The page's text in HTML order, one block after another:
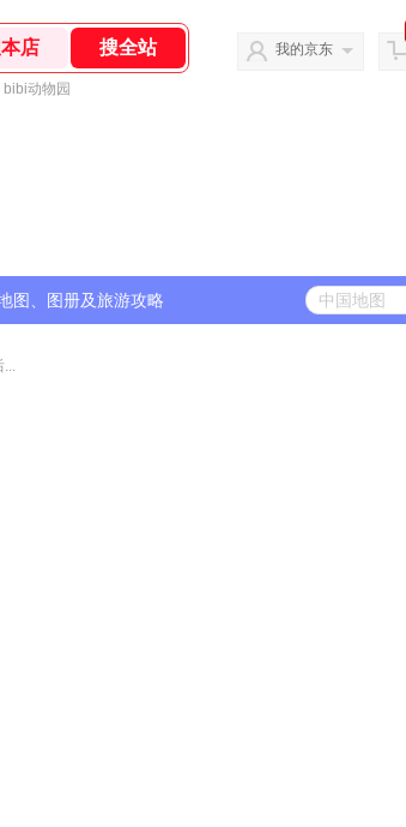
bibi动物园
我的京东
图、图册及旅游攻略
...